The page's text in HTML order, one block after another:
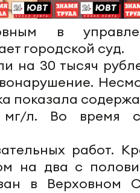
в
городской суд.
на 30 тысяч
показала
мг/л. Во время
работ.
на два с
в Верховном